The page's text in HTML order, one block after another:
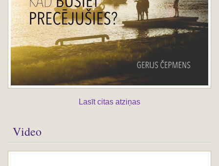
Lasīt citas atziņas
Video